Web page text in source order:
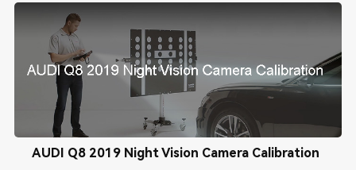
AUDI Q8 2019 Night Vision Camera Calibration